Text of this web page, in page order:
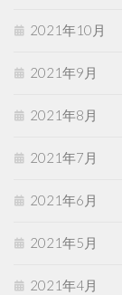
2021年10月
2021年9月
2021年8月
2021年7月
2021年6月
2021年5月
2021年4月